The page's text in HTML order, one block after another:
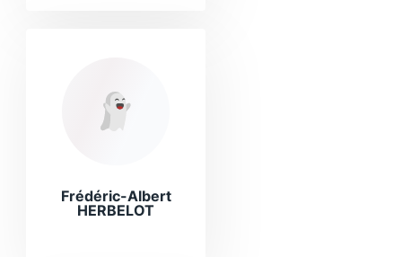
Frédéric-Albert
HERBELOT